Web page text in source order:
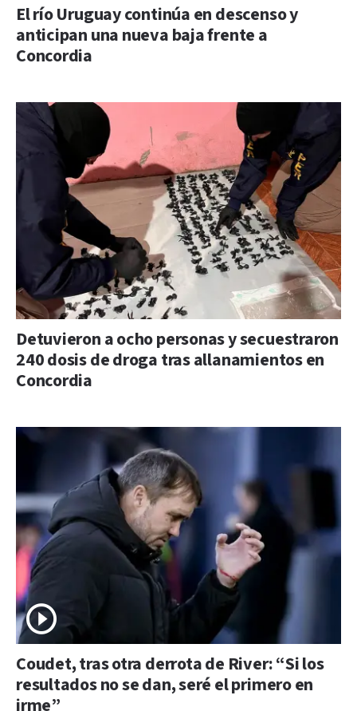
El río Uruguay continúa en descenso y
anticipan una nueva baja frente a
Concordia
Detuvieron a ocho personas y secuestraron
240 dosis de droga tras allanamientos en
Concordia
Coudet, tras otra derrota de River: “Si los
resultados no se dan, seré el primero en
irme”